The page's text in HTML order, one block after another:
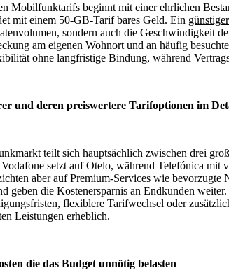
Mobilfunktarifs beginnt mit einer ehrlichen
mit einem 50-GB-Tarif bares Geld. Ein
sondern auch die Geschwindigkeit
am eigenen Wohnort und an häufig
ohne langfristige Bindung, während
und deren preiswertere Tarifoptionen im
teilt sich hauptsächlich zwischen drei
setzt auf Otelo, während Telefónica
aber auf Premium-Services wie
geben die Kostenersparnis an Endkunden
flexiblere Tarifwechsel oder
Leistungen erheblich.
die das Budget unnötig belasten